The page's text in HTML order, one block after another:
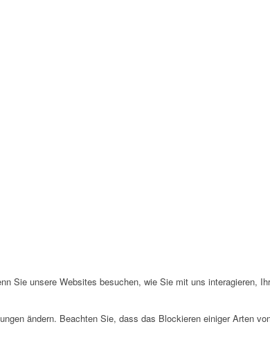
Sie unsere Websites besuchen, wie Sie mit uns interagieren,
ändern. Beachten Sie, dass das Blockieren einiger Arten